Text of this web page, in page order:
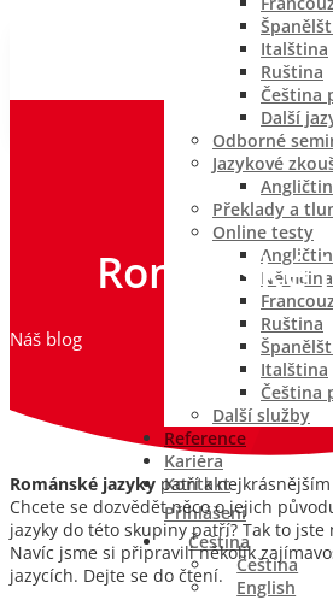
Italština
Ruština
Čeština
Další
Odborné
Jazykové
Překlady a
Online testy
Němčina
Ruština
Italština
Čeština
Další služby
Reference
Kariéra
Kontakt
Přihlášení
Čeština
Čeština
English
Románské
Náš blog
Románské jazyky patří k
Chcete se dozvědět něco o jejich
jazyky do této skupiny patří? Tak to
Navíc jsme si připravili několik
jazycích. Dejte se do čtení.